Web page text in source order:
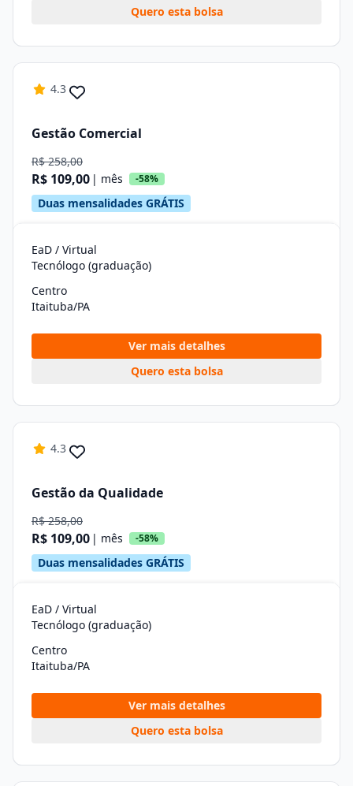
Quero esta bolsa
4.3
Gestão Comercial
R$ 258,00
R$ 109,00 | mês -58%
Duas mensalidades GRÁTIS
EaD / Virtual
Tecnólogo (graduação)
Centro
Itaituba/PA
Ver mais detalhes
Quero esta bolsa
4.3
Gestão da Qualidade
R$ 258,00
R$ 109,00 | mês -58%
Duas mensalidades GRÁTIS
EaD / Virtual
Tecnólogo (graduação)
Centro
Itaituba/PA
Ver mais detalhes
Quero esta bolsa